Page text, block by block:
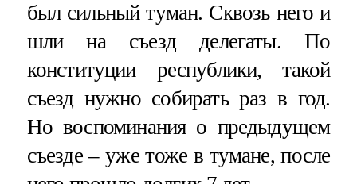
был сильный туман. Сквозь него и
шли на съезд делегаты. По
конституции республики, такой
съезд нужно собирать раз в год.
Но воспоминания о предыдущем
съезде – уже тоже в тумане, после